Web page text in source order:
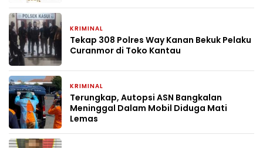
KRIMINAL
Tekap 308 Polres Way Kanan Bekuk Pelaku
Curanmor di Toko Kantau
KRIMINAL
Terungkap, Autopsi ASN Bangkalan
Meninggal Dalam Mobil Diduga Mati
Lemas